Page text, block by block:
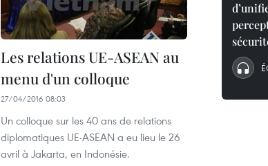
Les relations UE-ASEAN au
menu d'un colloque
27/04/2016 08:03
Un colloque sur les 40 ans de relations
diplomatiques UE-ASEAN a eu lieu le 26
avril à Jakarta, en Indonésie.